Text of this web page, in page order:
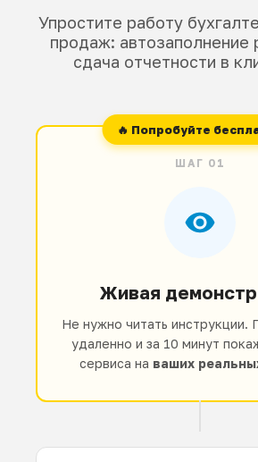
Упростите работу
продаж: автозаполнение
сдача отчетности в
ШАГ 01
Живая
Не нужно читать инструкции.
удаленно и за 10 минут
сервиса на ваших